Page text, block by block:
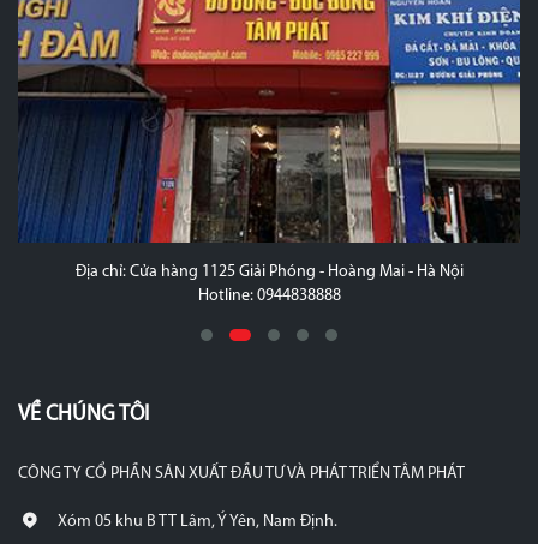
Địa chỉ: Cửa hàng 1125 Giải Phóng - Hoàng Mai - Hà Nội
Hotline: 0944838888
VỀ CHÚNG TÔI
CÔNG TY CỔ PHẦN SẢN XUẤT ĐẦU TƯ VÀ PHÁT TRIỂN TÂM PHÁT
Xóm 05 khu B TT Lâm, Ý Yên, Nam Định.